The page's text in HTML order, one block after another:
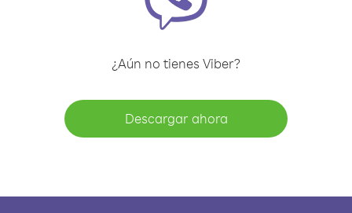
¿Aún no tienes Viber?
Descargar ahora